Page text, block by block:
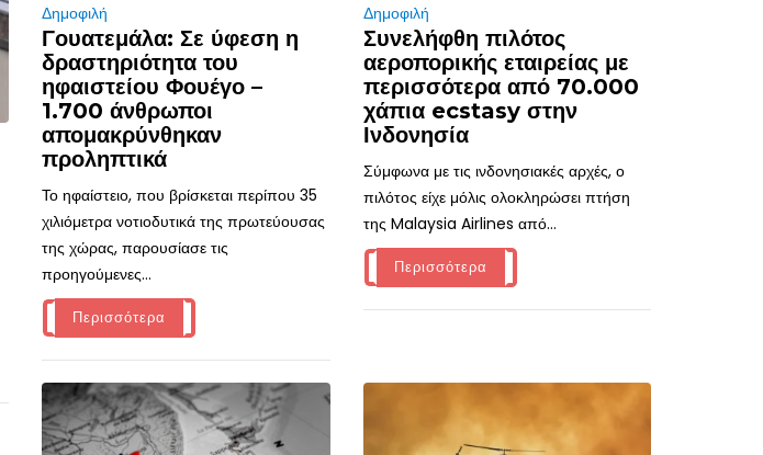
Δημοφιλή
Γουατεμάλα: Σε ύφεση η
δραστηριότητα του
ηφαιστείου Φουέγο –
1.700 άνθρωποι
απομακρύνθηκαν
προληπτικά
Το ηφαίστειο, που βρίσκεται περίπου 35
χιλιόμετρα νοτιοδυτικά της πρωτεύουσας
της χώρας, παρουσίασε τις
προηγούμενες...
Περισσότερα
Δημοφιλή
Συνελήφθη πιλότος
αεροπορικής εταιρείας με
περισσότερα από 70.000
χάπια ecstasy στην
Ινδονησία
Σύμφωνα με τις ινδονησιακές αρχές, ο
πιλότος είχε μόλις ολοκληρώσει πτήση
της Malaysia Airlines από...
Περισσότερα